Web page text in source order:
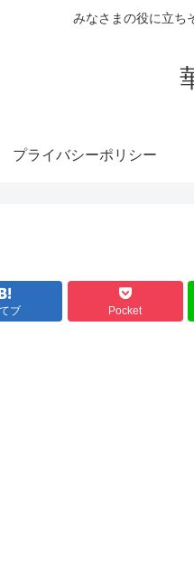
みなさまの役に立ち
プライバシーポリシー
ブ Pocket